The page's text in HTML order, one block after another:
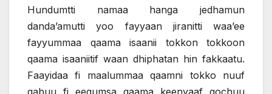
Hundumtti namaa hanga jedhamun
danda’amutti yoo fayyaan jiranitti waa’ee
fayyummaa qaama isaanii tokkon tokkoon
qaama isaaniitif waan dhiphatan hin fakkaatu.
Faayidaa fi maalummaa qaamni tokko nuuf
qabuu fi eegumsa qaama keenyaaf gochuu